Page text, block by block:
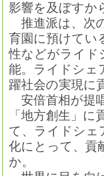
影響を及ぼすか
推進派は、次
育園に預けてい
性などがライド
能。ライドシェ
躍社会の実現に
安倍首相が提
「地方創生」
て、ライドシェ
化にとって、貢
か。